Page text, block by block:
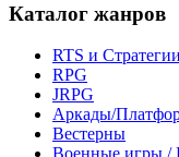
Каталог жанров
RTS и Стратегии
RPG
JRPG
Аркады/
Вестерны